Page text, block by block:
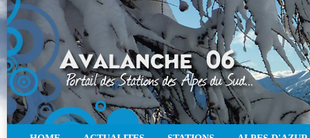
Aujourd'hui : T° Min : °CT° Max : °C |